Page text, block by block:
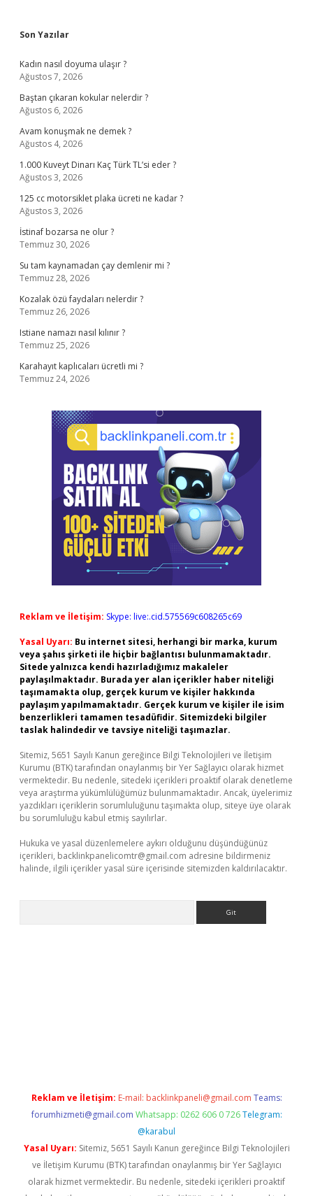
Sidebar
Son Yazılar
Kadın nasıl doyuma ulaşır ?
Ağustos 7, 2026
Baştan çıkaran kokular nelerdir ?
Ağustos 6, 2026
Avam konuşmak ne demek ?
Ağustos 4, 2026
1.000 Kuveyt Dinarı Kaç Türk TL’si eder ?
Ağustos 3, 2026
125 cc motorsiklet plaka ücreti ne kadar ?
Ağustos 3, 2026
İstinaf bozarsa ne olur ?
Temmuz 30, 2026
Su tam kaynamadan çay demlenir mi ?
Temmuz 28, 2026
Kozalak özü faydaları nelerdir ?
Temmuz 26, 2026
Istiane namazı nasıl kılınır ?
Temmuz 25, 2026
Karahayıt kaplıcaları ücretli mi ?
Temmuz 24, 2026
Reklam ve İletişim: Skype: live:.cid.575569c608265c69
Yasal Uyarı: Bu internet sitesi, herhangi bir marka, kurum
veya şahıs şirketi ile hiçbir bağlantısı bulunmamaktadır.
Sitede yalnızca kendi hazırladığımız makaleler
paylaşılmaktadır. Burada yer alan içerikler haber niteliği
taşımamakta olup, gerçek kurum ve kişiler hakkında
paylaşım yapılmamaktadır. Gerçek kurum ve kişiler ile isim
benzerlikleri tamamen tesadüfidir. Sitemizdeki bilgiler
taslak halindedir ve tavsiye niteliği taşımazlar.
Sitemiz, 5651 Sayılı Kanun gereğince Bilgi Teknolojileri ve İletişim
Kurumu (BTK) tarafından onaylanmış bir Yer Sağlayıcı olarak hizmet
vermektedir. Bu nedenle, sitedeki içerikleri proaktif olarak denetleme
veya araştırma yükümlülüğümüz bulunmamaktadır. Ancak, üyelerimiz
yazdıkları içeriklerin sorumluluğunu taşımakta olup, siteye üye olarak
bu sorumluluğu kabul etmiş sayılırlar.
Hukuka ve yasal düzenlemelere aykırı olduğunu düşündüğünüz
içerikleri, backlinkpanelicomtr@gmail.com adresine bildirmeniz
halinde, ilgili içerikler yasal süre içerisinde sitemizden kaldırılacaktır.
Reklam ve İletişim: E-mail: backlinkpaneli@gmail.com Teams:
forumhizmeti@gmail.com Whatsapp: 0262 606 0 726 Telegram:
@karabul
Yasal Uyarı: Sitemiz, 5651 Sayılı Kanun gereğince Bilgi Teknolojileri
ve İletişim Kurumu (BTK) tarafından onaylanmış bir Yer Sağlayıcı
olarak hizmet vermektedir. Bu nedenle, sitedeki içerikleri proaktif